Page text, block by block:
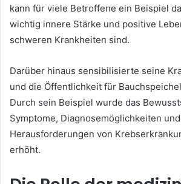
kann für viele Betroffene ein Beispiel
wichtig innere Stärke und positive
schweren Krankheiten sind.
Darüber hinaus sensibilisierte seine
und die Öffentlichkeit für
Durch sein Beispiel wurde das
Symptome, Diagnosemöglichkeiten
Herausforderungen von
erhöht.